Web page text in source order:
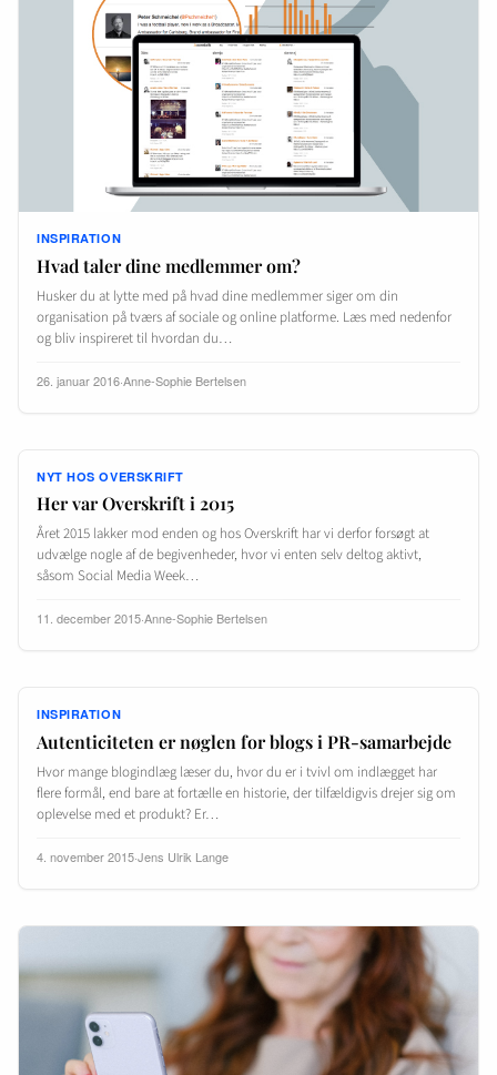
INSPIRATION
Hvad taler dine medlemmer om?
Husker du at lytte med på hvad dine medlemmer siger om din
organisation på tværs af sociale og online platforme. Læs med nedenfor
og bliv inspireret til hvordan du…
26. januar 2016·Anne-Sophie Bertelsen
NYT HOS OVERSKRIFT
Her var Overskrift i 2015
Året 2015 lakker mod enden og hos Overskrift har vi derfor forsøgt at
udvælge nogle af de begivenheder, hvor vi enten selv deltog aktivt,
såsom Social Media Week…
11. december 2015·Anne-Sophie Bertelsen
INSPIRATION
Autenticiteten er nøglen for blogs i PR-samarbejde
Hvor mange blogindlæg læser du, hvor du er i tvivl om indlægget har
flere formål, end bare at fortælle en historie, der tilfældigvis drejer sig om
oplevelse med et produkt? Er…
4. november 2015·Jens Ulrik Lange